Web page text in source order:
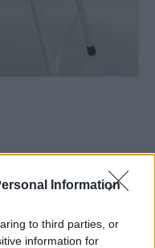
Information
to third parties, or
information for